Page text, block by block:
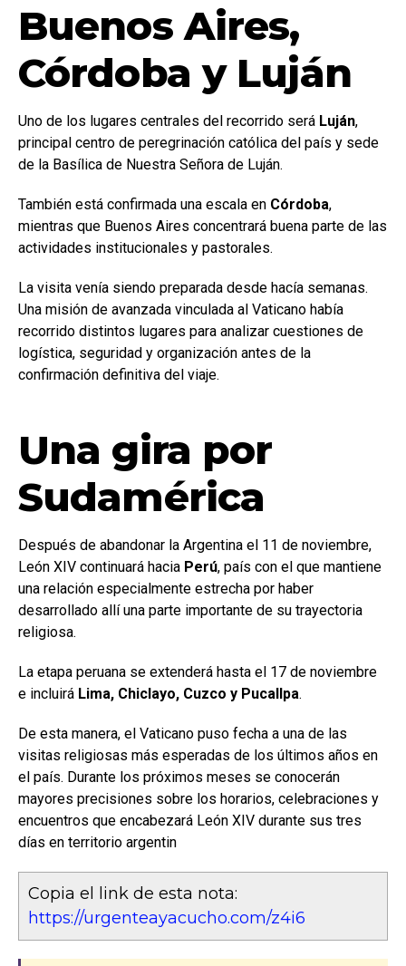
Buenos Aires,
Córdoba y Luján
Uno de los lugares centrales del recorrido será Luján,
principal centro de peregrinación católica del país y sede
de la Basílica de Nuestra Señora de Luján.
También está confirmada una escala en Córdoba,
mientras que Buenos Aires concentrará buena parte de las
actividades institucionales y pastorales.
La visita venía siendo preparada desde hacía semanas.
Una misión de avanzada vinculada al Vaticano había
recorrido distintos lugares para analizar cuestiones de
logística, seguridad y organización antes de la
confirmación definitiva del viaje.
Una gira por
Sudamérica
Después de abandonar la Argentina el 11 de noviembre,
León XIV continuará hacia Perú, país con el que mantiene
una relación especialmente estrecha por haber
desarrollado allí una parte importante de su trayectoria
religiosa.
La etapa peruana se extenderá hasta el 17 de noviembre
e incluirá Lima, Chiclayo, Cuzco y Pucallpa.
De esta manera, el Vaticano puso fecha a una de las
visitas religiosas más esperadas de los últimos años en
el país. Durante los próximos meses se conocerán
mayores precisiones sobre los horarios, celebraciones y
encuentros que encabezará León XIV durante sus tres
días en territorio argentin
Copia el link de esta nota:
https://urgenteayacucho.com/z4i6